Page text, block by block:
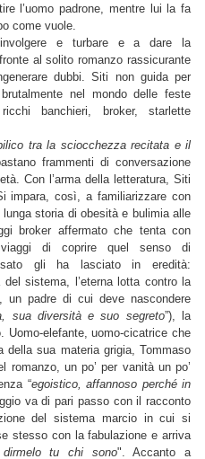
l’uomo padrone, mentre lui la fa
come vuole.
e turbare e a dare la
al solito romanzo rassicurante
dubbi. Siti non guida per
nel mondo delle feste
banchieri, broker, starlette
tra la sciocchezza recitata e il
frammenti di conversazione
Con l’arma della letteratura, Siti
impara, così, a familiarizzare con
storia di obesità e bulimia alle
broker affermato che tenta con
di coprire quel senso di
gli ha lasciato in eredità:
del sistema, l’eterna lotta contro la
un padre di cui deve nascondere
sua diversità e suo segreto”), la
Uomo-elefante, uomo-cicatrice che
sua materia grigia, Tommaso
un po’ per vanità un po’
“egoistico, affannoso perché in
va di pari passo con il racconto
del sistema marcio in cui si
stesso con la fabulazione e arriva
tu chi sono". Accanto a